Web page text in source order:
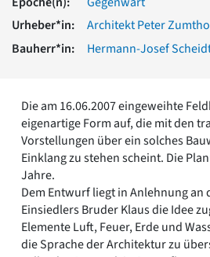
Romanik
Vorromanik
Römische Antike
Fachbeirat
Freunde & Förderer
Kontakt
Impressum
Datenschutz
Suchbegriff eingeben
Urheber*in:
Architekt Peter
Bauherr*in:
Hermann-Josef
Die am 16.06.2007 eingeweihte
eigenartige Form auf, die mit den
Vorstellungen über ein solches
Einklang zu stehen scheint. Die
Jahre.
Dem Entwurf liegt in Anlehnung an
Einsiedlers Bruder Klaus die Idee
Elemente Luft, Feuer, Erde und
die Sprache der Architektur zu